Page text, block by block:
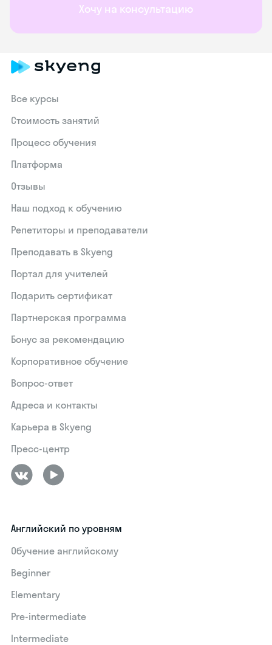
Хочу на консультацию
Все курсы
Стоимость занятий
Процесс обучения
Платформа
Отзывы
Наш подход к обучению
Репетиторы и преподаватели
Преподавать в Skyeng
Портал для учителей
Подарить сертификат
Партнерская программа
Бонус за рекомендацию
Корпоративное обучение
Вопрос-ответ
Адреса и контакты
Карьера в Skyeng
Пресс-центр
Английский по уровням
Обучение английскому
Beginner
Elementary
Pre-intermediate
Intermediate